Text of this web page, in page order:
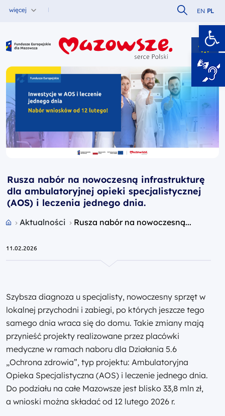
więcej Szukaj w
EN PL
Fundusze Europejskie dla Mazowsza
Rusza nabór na nowoczesną infrastrukturę
dla ambulatoryjnej opieki specjalistycznej
(AOS) i leczenia jednego dnia.
Przejdź do strony głównej portalu
Aktualności Rusza nabór na nowoczesną...
11.02.2026
Szybsza diagnoza u specjalisty, nowoczesny sprzęt w
lokalnej przychodni i zabiegi, po których jeszcze tego
samego dnia wraca się do domu. Takie zmiany mają
przynieść projekty realizowane przez placówki
medyczne w ramach naboru dla Działania 5.6
„Ochrona zdrowia”, typ projektu: Ambulatoryjna
Opieka Specjalistyczna (AOS) i leczenie jednego dnia.
Do podziału na całe Mazowsze jest blisko 33,8 mln zł,
a wnioski można składać od 12 lutego 2026 r.